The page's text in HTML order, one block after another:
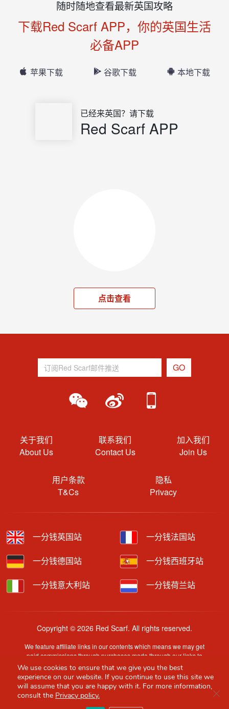
随时随地查看最新英国攻略
下载Red Scarf APP，你的英国生活
必备APP
苹果下载 谷歌下载 本地下载
已经来英国？请下载
Red Scarf APP
点击查看
关于我们
About Us
联系我们
Contact Us
加入我们
Join Us
用户条款
T&Cs
隐私
Privacy
一分钱英国站 一分钱法国站
一分钱德国站 一分钱西班牙站
一分钱意大利站 一分钱荷兰站
Copyright © 2026 Red Scarf. All rights reserved.
We feature affiliate links in our contents which means we may get
paid commissions through purchases made through our links to
retailer sites.
Content is provided by users, brands or merchants. Some
information may have been generated by AI and is provided for
guidance only. Accuracy and availability may change without prior
We use cookies to ensure that we give you the best
experience on our website. If you continue to use this site we
will assume that you are happy with it. For more information,
consult the Privacy policy.